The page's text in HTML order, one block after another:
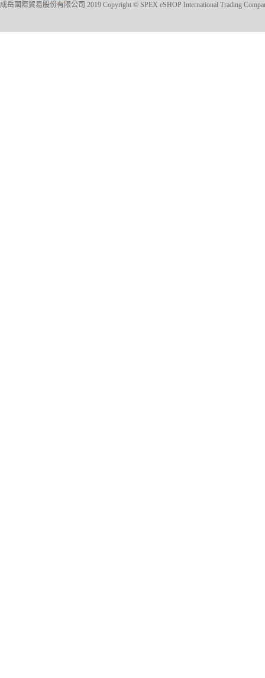
成岳國際貿易股份有限公司 2019 Copyright © SPEX eSHOP International Trading